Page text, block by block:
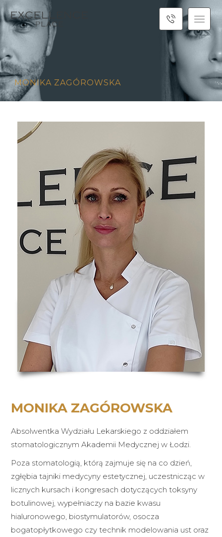
MONIKA ZAGÓROWSKA
MONIKA ZAGÓROWSKA
Absolwentka Wydziału Lekarskiego z oddziałem
stomatologicznym Akademii Medycznej w Łodzi.
Poza stomatologią, którą zajmuje się na co dzień,
zgłębia tajniki medycyny estetycznej, uczestnicząc w
licznych kursach i kongresach dotyczących toksyny
botulinowej, wypełniaczy na bazie kwasu
hialuronowego, biostymulatorów, osocza
bogatopłytkowego czy technik modelowania ust oraz